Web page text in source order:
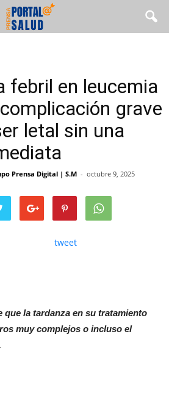
febril en leucemia
grave
letal sin una
Prensa Digital | S.M - octubre 9, 2025
tweet
que la tardanza en su tratamiento
muy complejos o incluso el